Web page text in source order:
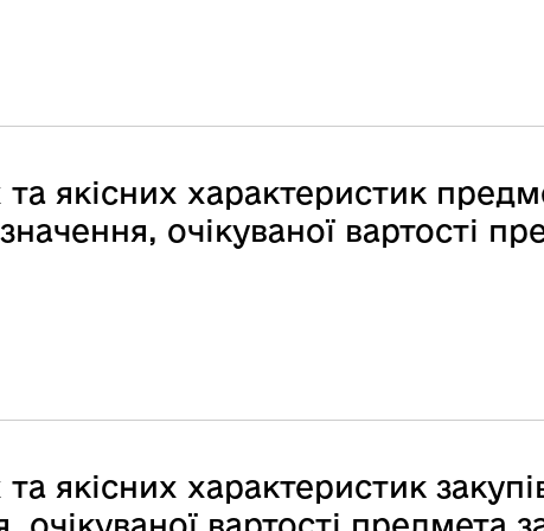
якісних характеристик
очікуваної вартості
якісних характеристик